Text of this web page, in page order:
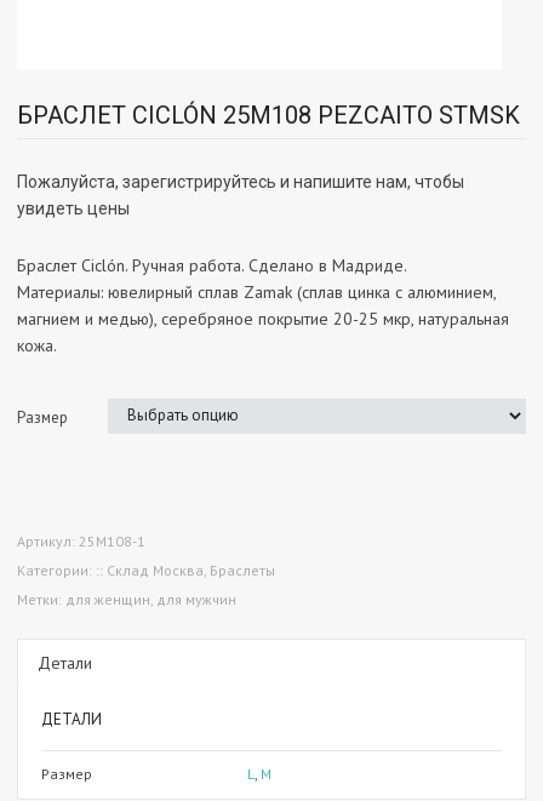
БРАСЛЕТ CICLÓN 25M108 PEZCAITO STMSK
Пожалуйста, зарегистрируйтесь и напишите нам, чтобы
увидеть цены
Браслет Ciclón. Ручная работа. Сделано в Мадриде.
Материалы: ювелирный сплав Zamak (сплав цинка с алюминием,
магнием и медью), серебряное покрытие 20-25 мкр, натуральная
кожа.
Размер
Артикул: 25M108-1
Категории: :: Склад Москва, Браслеты
Метки: для женщин, для мужчин
Детали
ДЕТАЛИ
Размер L, M